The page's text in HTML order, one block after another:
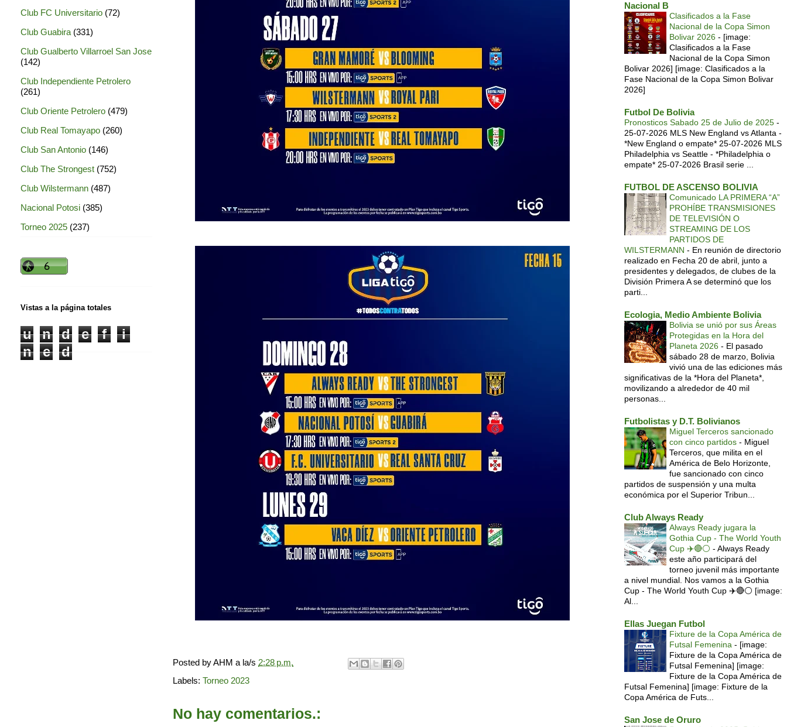
Posted byAHM a la/s 2:28 p.m.
Labels: Torneo 2023
No hay comentarios.:
Club FC Universitario (72)
Club Guabira (331)
Club Gualberto Villarroel San Jose
(142)
Club Independiente Petrolero
(261)
Club Oriente Petrolero (479)
Club Real Tomayapo (260)
Club San Antonio (146)
Club The Strongest (752)
Club Wilstermann (487)
Nacional Potosi (385)
Torneo 2025 (237)
Vistas a la página totales
u n d e f
i
n
e d
Nacional B
Clasificados a la Fase
Nacional de la Copa Simon
Bolivar 2026 - [image:
Clasificados a la Fase
Nacional de la Copa Simon
Bolivar 2026] [image: Clasificados a la
Fase Nacional de la Copa Simon Bolivar
2026]
Futbol De Bolivia
Pronosticos Sabado 25 de Julio de 2025 -
25-07-2026 MLS New England vs Atlanta -
*New England o empate* 25-07-2026 MLS
Philadelphia vs Seattle - *Philadelphia o
empate* 25-07-2026 Brasil serie ...
FUTBOL DE ASCENSO BOLIVIA
Comunicado LA PRIMERA “A”
PROHÍBE TRANSMISIONES
DE TELEVISIÓN O
STREAMING DE LOS
PARTIDOS DE
WILSTERMANN - En reunión de directorio
realizado en Fecha 20 de abril, junto a
presidentes y delegados, de clubes de la
División Primera A se determinó que los
parti...
Ecologia, Medio Ambiente Bolivia
Bolivia se unió por sus Áreas
Protegidas en la Hora del
Planeta 2026 - El pasado
sábado 28 de marzo, Bolivia
vivió una de las ediciones más
significativas de la *Hora del Planeta*,
movilizando a alrededor de 40 mil
personas...
Futbolistas y D.T. Bolivianos
Miguel Terceros sancionado
con cinco partidos - Miguel
Terceros, que milita en el
América de Belo Horizonte,
fue sancionado con cinco
partidos de suspensión y una multa
económica por el Superior Tribun...
Club Always Ready
Always Ready jugara la
Gothia Cup - The World Youth
Cup ✈️🔴⚪️ - Always Ready
este año participará del
torneo juvenil más importante
a nivel mundial. Nos vamos a la Gothia
Cup - The World Youth Cup ✈️🔴⚪️ [image:
Al...
Ellas Juegan Futbol
Fixture de la Copa América de
Futsal Femenina - [image:
Fixture de la Copa América de
Futsal Femenina] [image:
Fixture de la Copa América de
Futsal Femenina] [image: Fixture de la
Copa América de Futs...
San Jose de Oruro